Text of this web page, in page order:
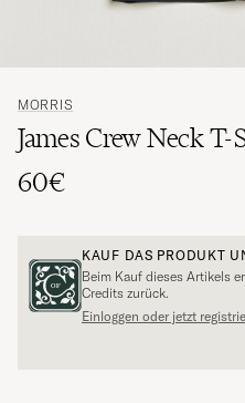
MORRIS
James Crew Neck
60€
KAUF DAS PRODUKT
Beim Kauf dieses Artikels
Credits zurück.
Einloggen oder jetzt